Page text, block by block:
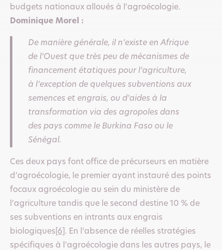
budgets nationaux alloués à l’agroécologie.
Dominique Morel :
De manière générale, il n’existe en Afrique
de l’Ouest que très peu de mécanismes de
financement étatiques pour l’agriculture,
à l’exception de quelques subventions aux
semences et engrais, ou d’aides à la
transformation via des agropoles dans
des pays comme le Burkina Faso ou le
Sénégal.
Ces deux pays font office de précurseurs en matière
d’agroécologie, le premier ayant instauré des points
focaux agroécologie au sein du ministère de
l’agriculture tandis que le second destine 10 % de
ses subventions en intrants aux engrais
biologiques [6] . En l’absence de réelles stratégies
spécifiques à l’agroécologie dans les autres pays, le